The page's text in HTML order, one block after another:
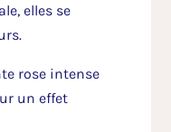
elles se
rose intense
un effet